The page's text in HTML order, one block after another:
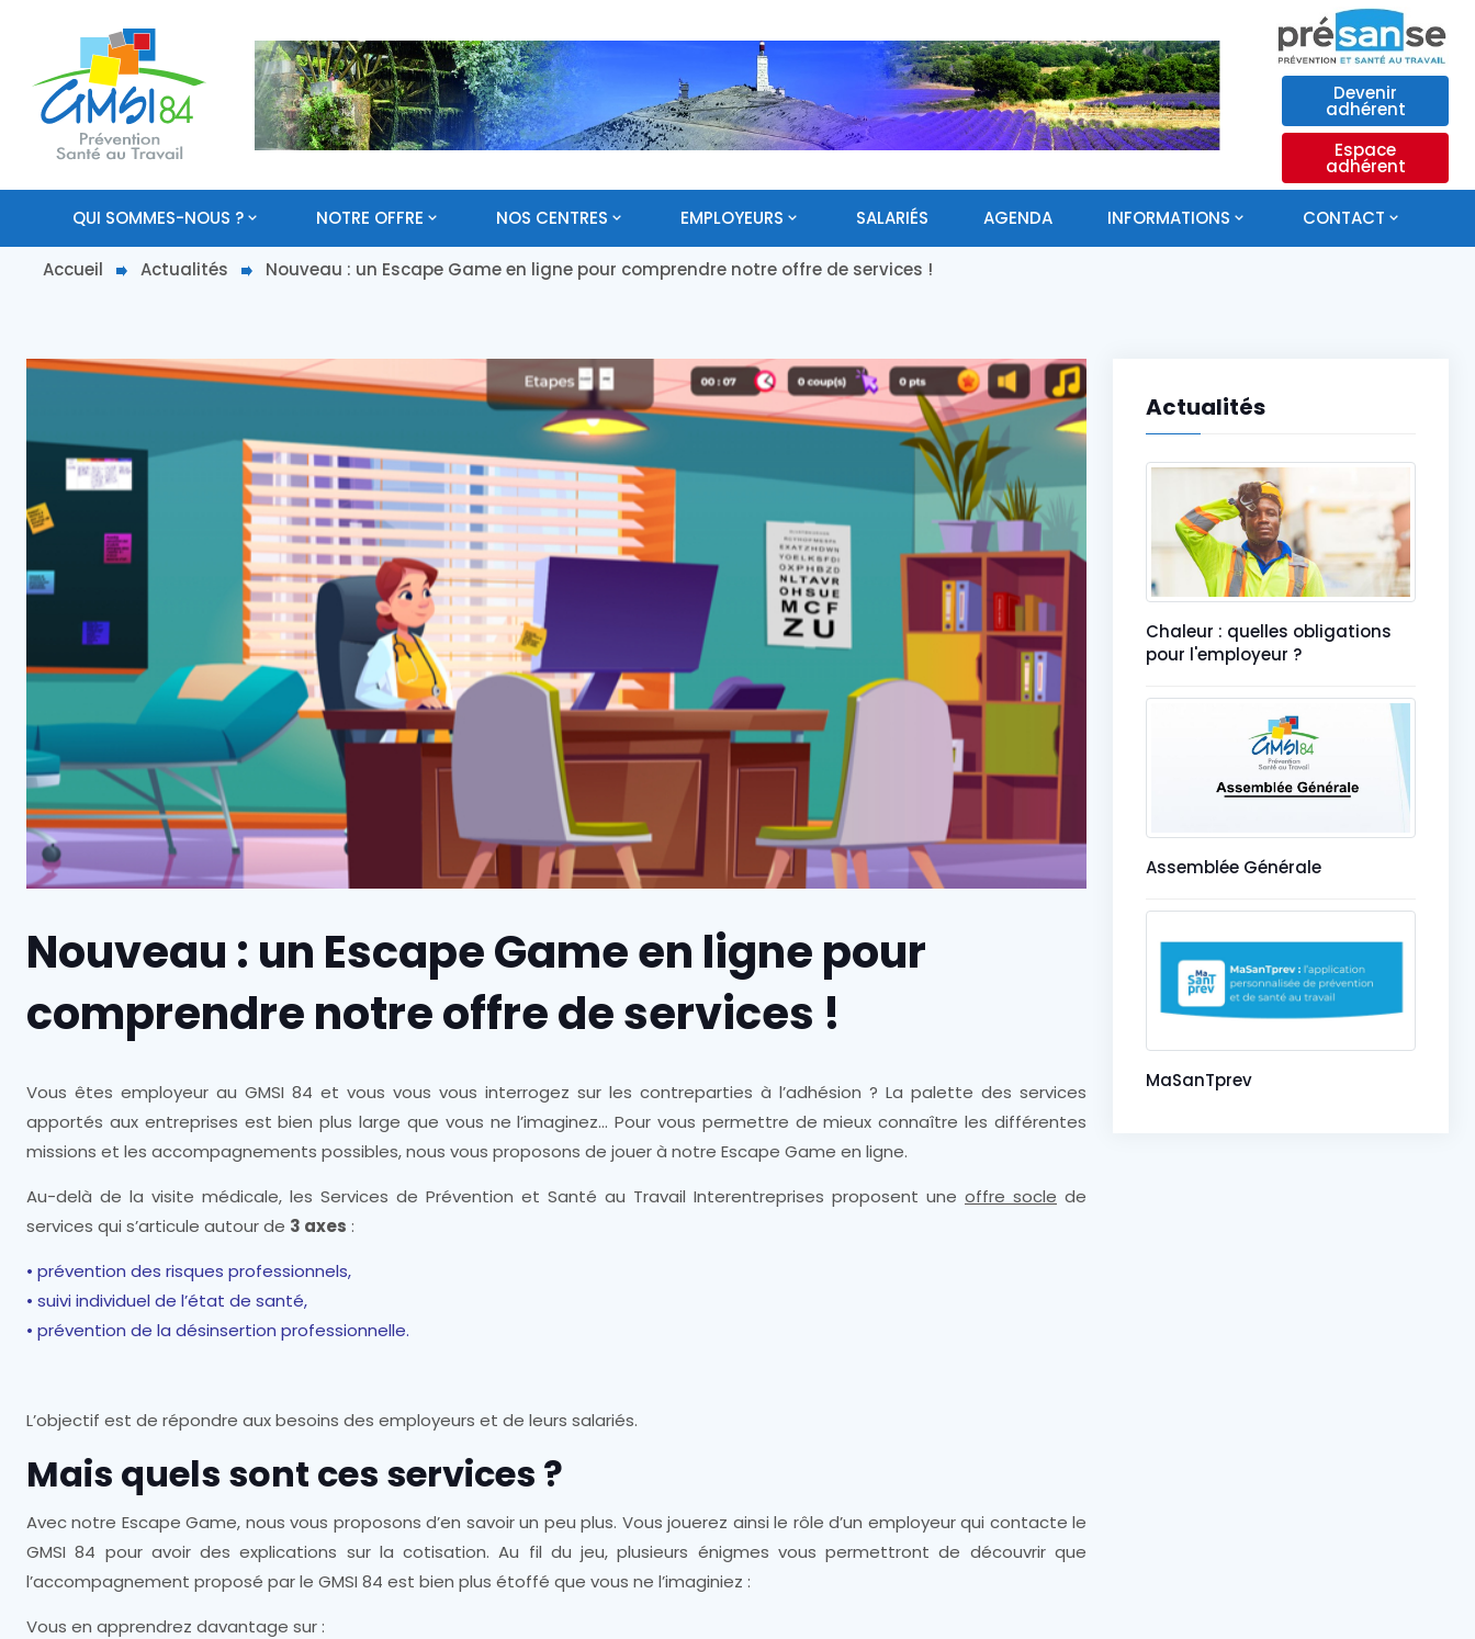
Devenir
adhérent
Espace
adhérent
QUI SOMMES-NOUS ? NOTRE OFFRE NOS CENTRES EMPLOYEURS SALARIÉS AGENDA INFORMATIONS CONTACT
Accueil Actualités Nouveau : un Escape Game en ligne pour comprendre notre offre de services !
Nouveau : un Escape Game en ligne pour
comprendre notre offre de services !
Vous êtes employeur au GMSI 84 et vous vous vous interrogez sur les contreparties à l’adhésion ? La palette des services
apportés aux entreprises est bien plus large que vous ne l’imaginez… Pour vous permettre de mieux connaître les différentes
missions et les accompagnements possibles, nous vous proposons de jouer à notre Escape Game en ligne.
Au-delà de la visite médicale, les Services de Prévention et Santé au Travail Interentreprises proposent une offre socle de
services qui s’articule autour de 3 axes :
• prévention des risques professionnels,
• suivi individuel de l’état de santé,
• prévention de la désinsertion professionnelle.
L’objectif est de répondre aux besoins des employeurs et de leurs salariés.
Mais quels sont ces services ?
Avec notre Escape Game, nous vous proposons d’en savoir un peu plus. Vous jouerez ainsi le rôle d’un employeur qui contacte le
GMSI 84 pour avoir des explications sur la cotisation. Au fil du jeu, plusieurs énigmes vous permettront de découvrir que
l’accompagnement proposé par le GMSI 84 est bien plus étoffé que vous ne l’imaginiez :
Vous en apprendrez davantage sur :
Actualités
Chaleur : quelles obligations
pour l'employeur ?
Assemblée Générale
MaSanTprev